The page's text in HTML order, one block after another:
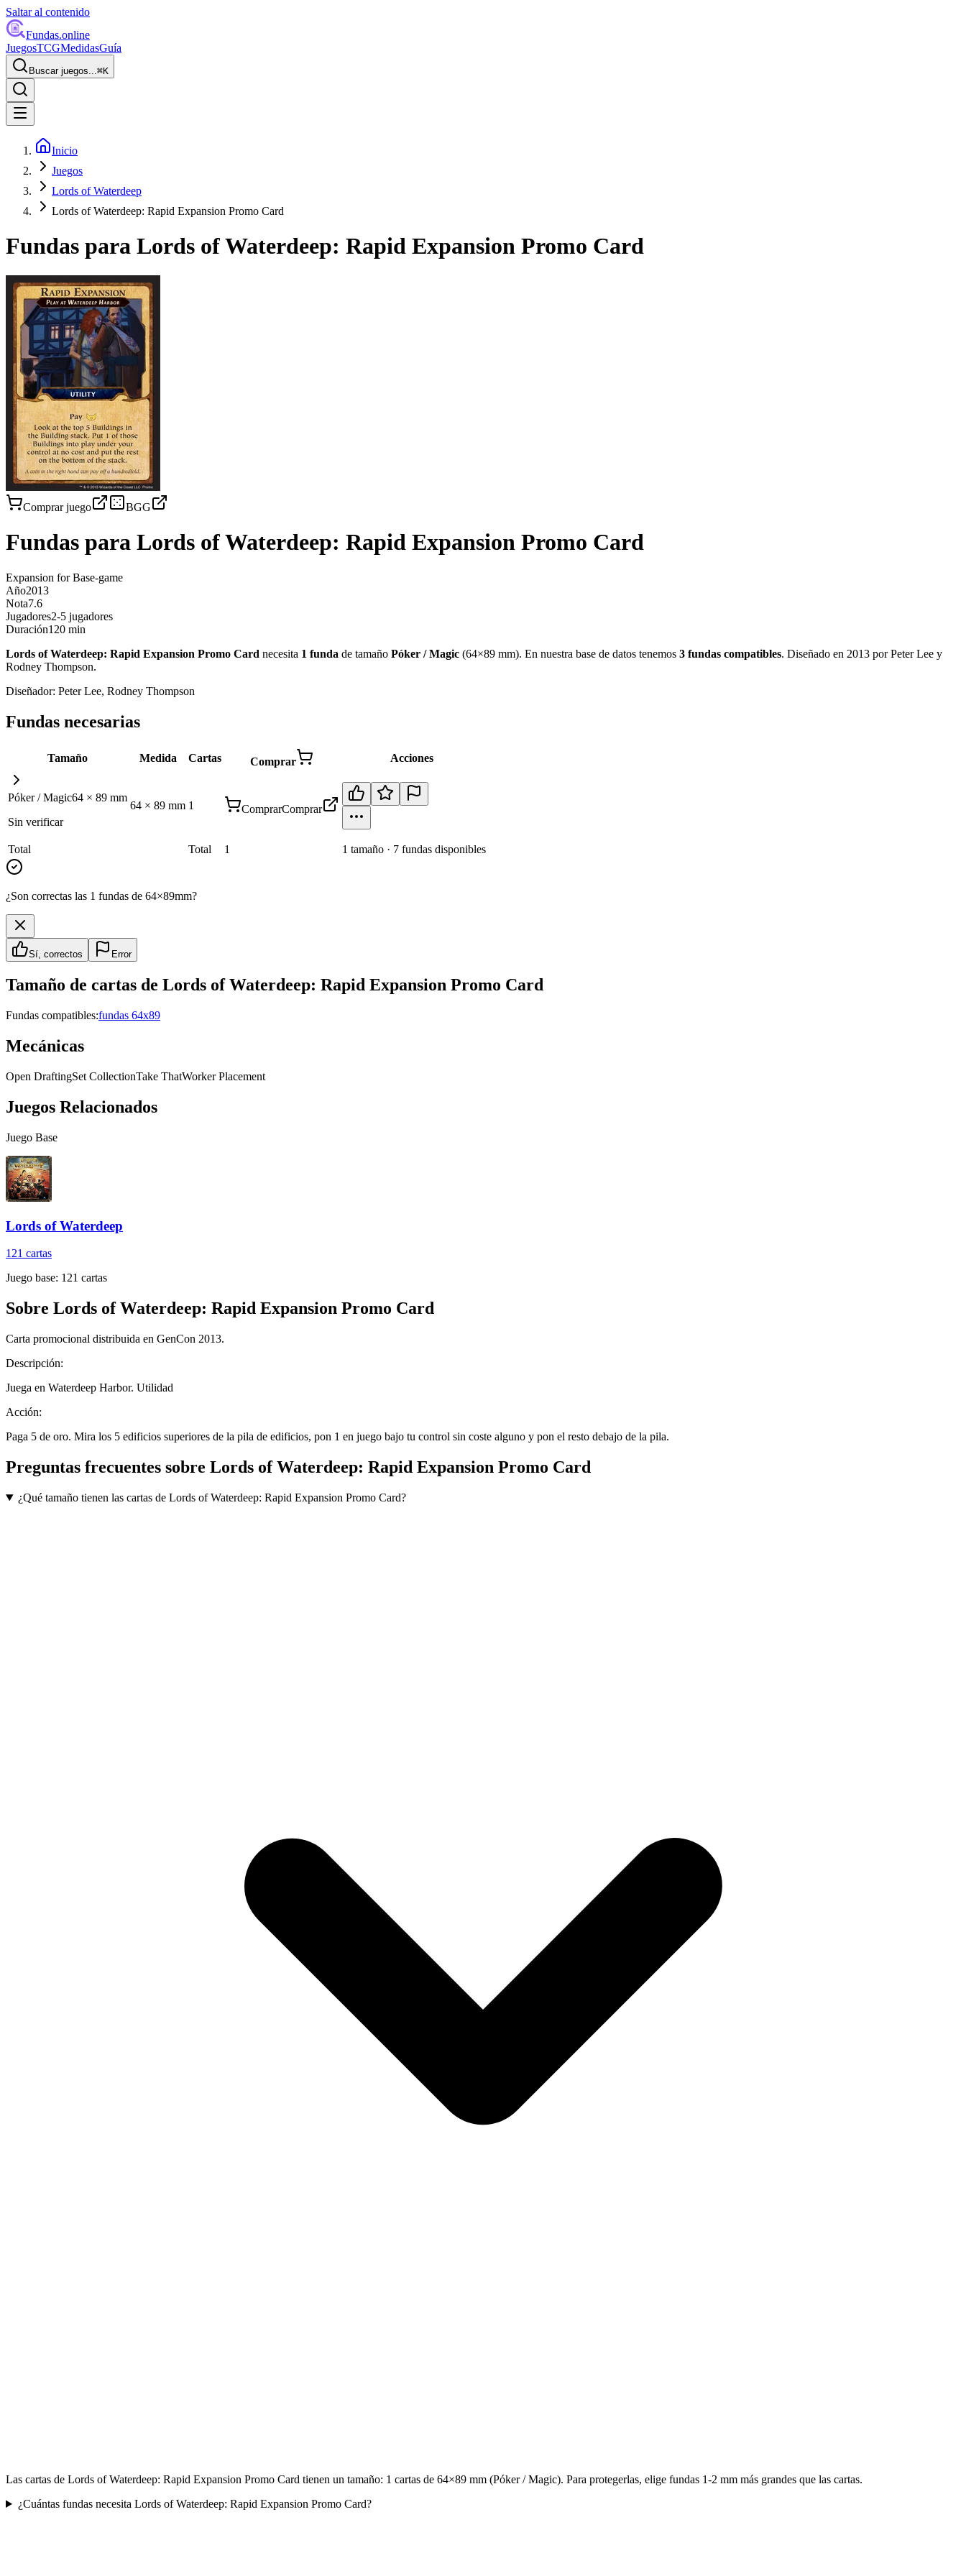
Saltar al contenido
Fundas.online
JuegosTCGMedidasGuía
Buscar juegos...⌘K
Inicio
Juegos
Lords of Waterdeep
Lords of Waterdeep: Rapid Expansion Promo Card
Fundas para Lords of Waterdeep: Rapid Expansion Promo Card
Comprar juego BGG
Fundas para Lords of Waterdeep: Rapid Expansion Promo Card
Expansion for Base-game
Año2013
Nota7.6
Jugadores2-5 jugadores
Duración120 min
Lords of Waterdeep: Rapid Expansion Promo Card necesita 1 funda de tamaño Póker / Magic (64×89 mm). En nuestra base de datos tenemos 3 fundas compatibles. Diseñado en 2013 por Peter Lee y
Rodney Thompson.
Diseñador: Peter Lee, Rodney Thompson
Fundas necesarias
Tamaño Medida Cartas Comprar Acciones
Póker / Magic64 × 89 mm
Sin verificar
64 × 89 mm 1 ComprarComprar
Total Total 1 1 tamaño · 7 fundas disponibles
¿Son correctas las 1 fundas de 64×89mm?
Sí, correctos Error
Tamaño de cartas de Lords of Waterdeep: Rapid Expansion Promo Card
Fundas compatibles:fundas 64x89
Mecánicas
Open DraftingSet CollectionTake ThatWorker Placement
Juegos Relacionados
Juego Base
Lords of Waterdeep
121 cartas
Juego base: 121 cartas
Sobre Lords of Waterdeep: Rapid Expansion Promo Card
Carta promocional distribuida en GenCon 2013.
Descripción:
Juega en Waterdeep Harbor. Utilidad
Acción:
Paga 5 de oro. Mira los 5 edificios superiores de la pila de edificios, pon 1 en juego bajo tu control sin coste alguno y pon el resto debajo de la pila.
Preguntas frecuentes sobre Lords of Waterdeep: Rapid Expansion Promo Card
¿Qué tamaño tienen las cartas de Lords of Waterdeep: Rapid Expansion Promo Card?
Las cartas de Lords of Waterdeep: Rapid Expansion Promo Card tienen un tamaño: 1 cartas de 64×89 mm (Póker / Magic). Para protegerlas, elige fundas 1-2 mm más grandes que las cartas.
¿Cuántas fundas necesita Lords of Waterdeep: Rapid Expansion Promo Card?